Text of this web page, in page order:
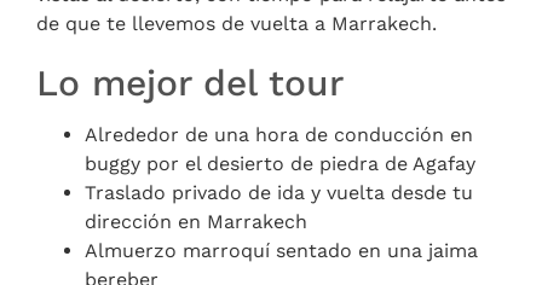
de que te llevemos de vuelta a Marrakech.
Lo mejor del tour
Alrededor de una hora de conducción en
buggy por el desierto de piedra de Agafay
Traslado privado de ida y vuelta desde tu
dirección en Marrakech
Almuerzo marroquí sentado en una jaima
bereber